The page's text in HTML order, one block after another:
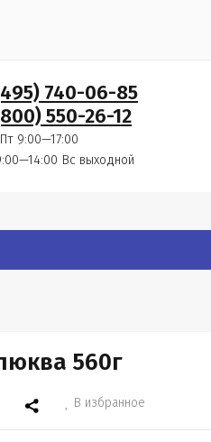
740-06-85
550-26-12
9:00—17:00
Вс выходной
560г
В избранное